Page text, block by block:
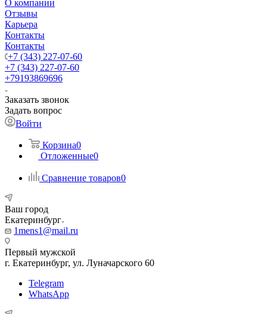
О компании
Отзывы
Карьера
Контакты
Контакты
+7 (343) 227-07-60
+7 (343) 227-07-60
+79193869696
Заказать звонок
Задать вопрос
Войти
Корзина0
Отложенные0
Сравнение товаров0
Ваш город
Екатеринбург
1mens1@mail.ru
Первый мужской
г. Екатеринбург, ул. Луначарского 60
Telegram
WhatsApp